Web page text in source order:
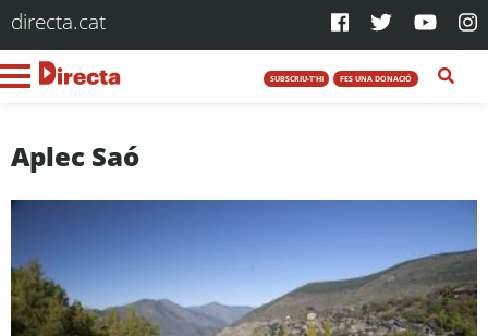
directa.cat
SUBSCRIU-T'HI FES UNA DONACIÓ
Aplec Saó